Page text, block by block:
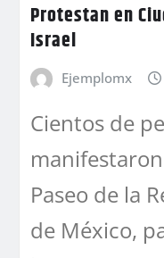
Protestan en
Israel
Ejemplomx
Cientos de
Paseo de la
de México,